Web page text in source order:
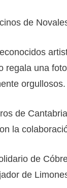
de
regala una
orgullosos.
de
la
de
de